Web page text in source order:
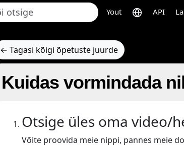
Yout API
← Tagasi kõigi õpetuste juurde
Kuidas vormindada
Otsige üles oma video/
Võite proovida meie nippi, pannes meie